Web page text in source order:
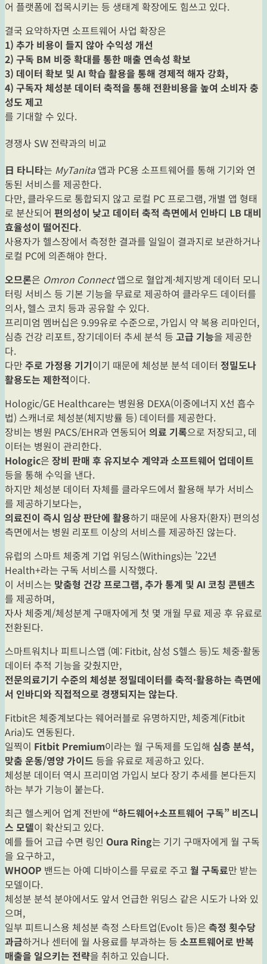
어 플랫폼에 접목시키는 등 생태계 확장에도 힘쓰고 있다.
결국 요약하자면 소프트웨어 사업 확장은
1) 추가 비용이 들지 않아 수익성 개선
2) 구독 BM 비중 확대를 통한 매출 연속성 확보
3) 데이터 확보 및 AI 학습 활용을 통해 경제적 해자 강화,
4) 구독자 체성분 데이터 축적을 통해 전환비용을 높여 소비자 충
성도 제고
를 기대할 수 있다.
경쟁사 SW 전략과의 비교
日 타니타는 MyTanita앱과 PC용 소프트웨어를 통해 기기와 연
동된 서비스를 제공한다.
다만, 클라우드로 통합되지 않고 로컬 PC 프로그램, 개별 앱 형태
로 분산되어 편의성이 낮고 데이터 축적 측면에서 인바디 LB 대비
효율성이 떨어진다.
사용자가 헬스장에서 측정한 결과를 일일이 결과지로 보관하거나
로컬 PC에 의존해야 한다.
오므론은 Omron Connect앱으로 혈압계·체지방계 데이터 모니
터링 서비스 등 기본 기능을 무료로 제공하여 클라우드 데이터를
의사, 헬스 코치 등과 공유할 수 있다.
프리미엄 멤버십은 9.99유로 수준으로, 가입시 약 복용 리마인더,
심층 건강 리포트, 장기데이터 추세 분석 등 고급 기능을 제공한
다.
다만 주로 가정용 기기이기 때문에 체성분 분석 데이터 정밀도나
활용도는 제한적이다.
Hologic/GE Healthcare는 병원용 DEXA(이중에너지 X선 흡수
법) 스캐너로 체성분(체지방률 등) 데이터를 제공한다.
장비는 병원 PACS/EHR과 연동되어 의료 기록으로 저장되고, 데
이터는 병원이 관리한다.
Hologic은 장비 판매 후 유지보수 계약과 소프트웨어 업데이트
등을 통해 수익을 낸다.
하지만 체성분 데이터 자체를 클라우드에서 활용해 부가 서비스
를 제공하기보다는,
의료진이 즉시 임상 판단에 활용하기 때문에 사용자(환자) 편의성
측면에서는 병원 리포트 이상의 서비스를 제공하진 않는다.
유럽의 스마트 체중계 기업 위딩스(Withings)는 ’22년
Health+라는 구독 서비스를 시작했다.
이 서비스는 맞춤형 건강 프로그램, 추가 통계 및 AI 코칭 콘텐츠
를 제공하며,
자사 체중계/체성분계 구매자에게 첫 몇 개월 무료 제공 후 유료로
전환된다.
스마트워치나 피트니스앱 (예: Fitbit, 삼성 S헬스 등)도 체중·활동
데이터 추적 기능을 갖췄지만,
전문의료기기 수준의 체성분 정밀데이터를 축적·활용하는 측면에
서 인바디와 직접적으로 경쟁되지는 않는다.
Fitbit은 체중계보다는 웨어러블로 유명하지만, 체중계(Fitbit
Aria)도 연동된다.
일찍이 Fitbit Premium이라는 월 구독제를 도입해 심층 분석,
맞춤 운동/영양 가이드 등을 유료로 제공하고 있다.
체성분 데이터 역시 프리미엄 가입시 보다 장기 추세를 본다든지
하는 부가 기능이 붙는다.
최근 헬스케어 업계 전반에 “하드웨어+소프트웨어 구독” 비즈니
스 모델이 확산되고 있다.
예를 들어 고급 수면 링인 Oura Ring는 기기 구매자에게 월 구독
을 요구하고,
WHOOP 밴드는 아예 디바이스를 무료로 주고 월 구독료만 받는
모델이다.
체성분 분석 분야에서도 앞서 언급한 위딩스 같은 시도가 나와 있
으며,
일부 피트니스용 체성분 측정 스타트업(Evolt 등)은 측정 횟수당
과금하거나 센터에 월 사용료를 부과하는 등 소프트웨어로 반복
매출을 일으키는 전략을 취하고 있습니다.